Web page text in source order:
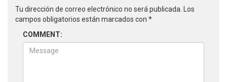
Tu dirección de correo electrónico no será publicada.
Los
campos obligatorios están marcados con *
COMMENT: